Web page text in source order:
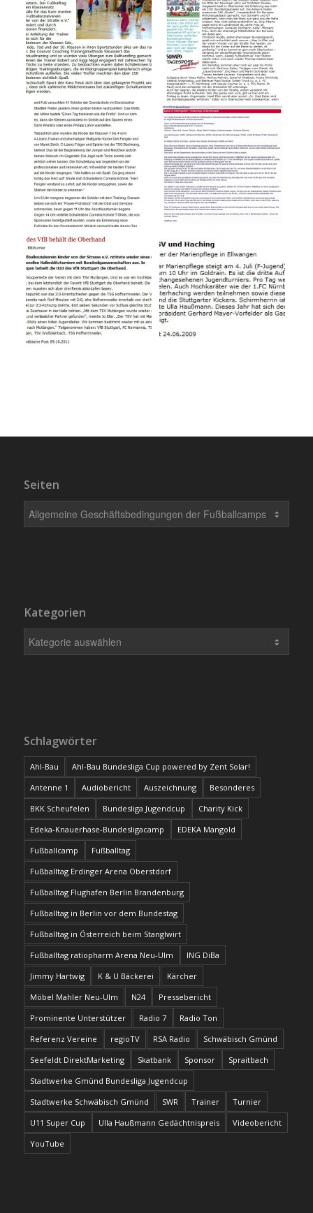
Seiten
Kategorien
Schlagwörter
Ahl-Bau
Ahl-Bau Bundesliga Cup powered by Zent Solar!
Antenne 1
Audiobericht Auszeichnung
Besonderes
BKK Scheufelen
Bundesliga Jugendcup
Charity Kick
Edeka-Knauerhase-Bundesligacamp
EDEKA Mangold
Fußballcamp
Fußballtag
Fußballtag Erdinger Arena Oberstdorf
Fußballtag Flughafen Berlin Brandenburg
Fußballtag in Berlin vor dem Bundestag
Fußballtag in Österreich beim Stanglwirt
Fußballtag ratiopharm Arena Neu-Ulm
ING DiBa
Jimmy Hartwig
K & U Bäckerei
Kärcher
Möbel Mahler Neu-Ulm
N24
Pressebericht
Prominente Unterstützer
Radio 7
Radio Ton
Referenz Vereine
regioTV RSA Radio
Schwäbisch Gmünd
Seefeldt DirektMarketing
Skatbank Sponsor
Spraitbach
Stadtwerke Gmünd Bundesliga Jugendcup
Stadtwerke Schwäbisch Gmünd
SWR Trainer
Turnier
U11 Super Cup
Ulla Haußmann Gedächtnispreis
Videobericht
YouTube